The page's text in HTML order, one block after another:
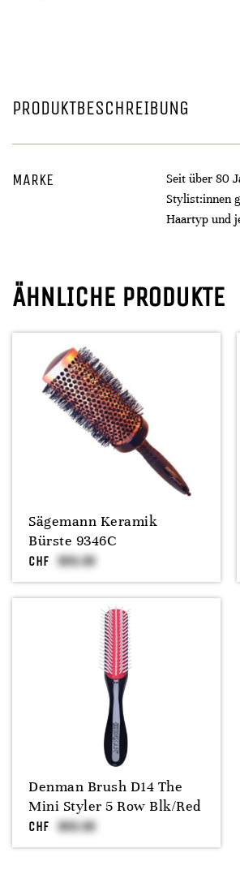
PRODUKTBESCHREIBUNG
MARKE
Seit über 80
Stylist:innen
Haartyp und
ÄHNLICHE PRODUKTE
Sägemann Keramik
Bürste 9346C
CHF
Denman Brush D14 The
Mini Styler 5 Row Blk/Red
CHF